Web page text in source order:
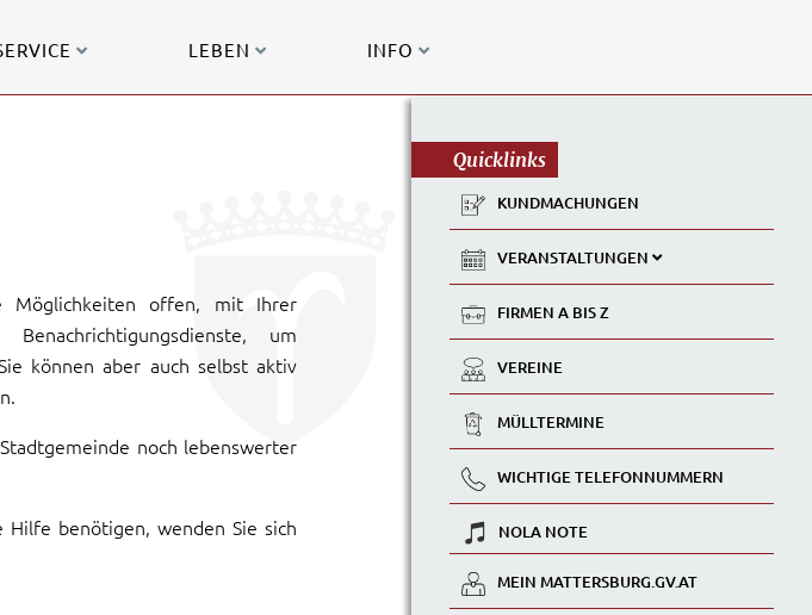
LEBEN INFO
Möglichkeiten offen, mit Ihrer
um
können aber auch selbst aktiv
noch lebenswerter
Hilfe benötigen, wenden Sie sich
Quicklinks
KUNDMACHUNGEN
VERANSTALTUNGEN
FIRMEN A BIS Z
VEREINE
MÜLLTERMINE
WICHTIGE TELEFONNUMMERN
NOLA NOTE
MEIN MATTERSBURG.GV.AT